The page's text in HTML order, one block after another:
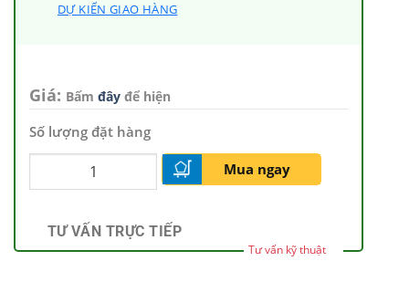
DỰ KIẾN GIAO HÀNG
Giá: Bấm đây để hiện
Số lượng đặt hàng
Mua ngay
TƯ VẤN TRỰC TIẾP
Tư vấn kỹ thuật